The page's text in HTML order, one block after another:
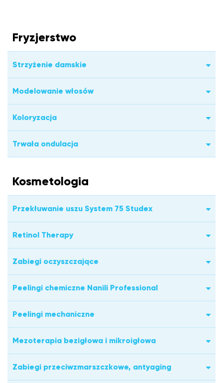
Fryzjerstwo
Strzyżenie damskie
Modelowanie włosów
Koloryzacja
Trwała ondulacja
Kosmetologia
Przekłuwanie uszu System 75 Studex
Retinol Therapy
Zabiegi oczyszczające
Peelingi chemiczne Nanili Professional
Peelingi mechaniczne
Mezoterapia bezigłowa i mikroigłowa
Zabiegi przeciwzmarszczkowe, antyaging